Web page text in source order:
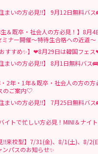
まいの方必見‼】 9月12日無料バ
生＆既卒・社会人の方必見！】8月
ミナー開催～特待生合格への近道～
おすすめ✨】❤8月29日は韓国フェス
まいの方必見‼】 8月1日無料バス
・2年・1年＆既卒・社会人の方の
のご案内♡
まいの方必見‼】 7月25日無料バ
イトで忙しい方必見！MINI＆ナイ
‼来校型】7/31(金)、8/1(土)、8/2(
ンパスのお知らせ✨